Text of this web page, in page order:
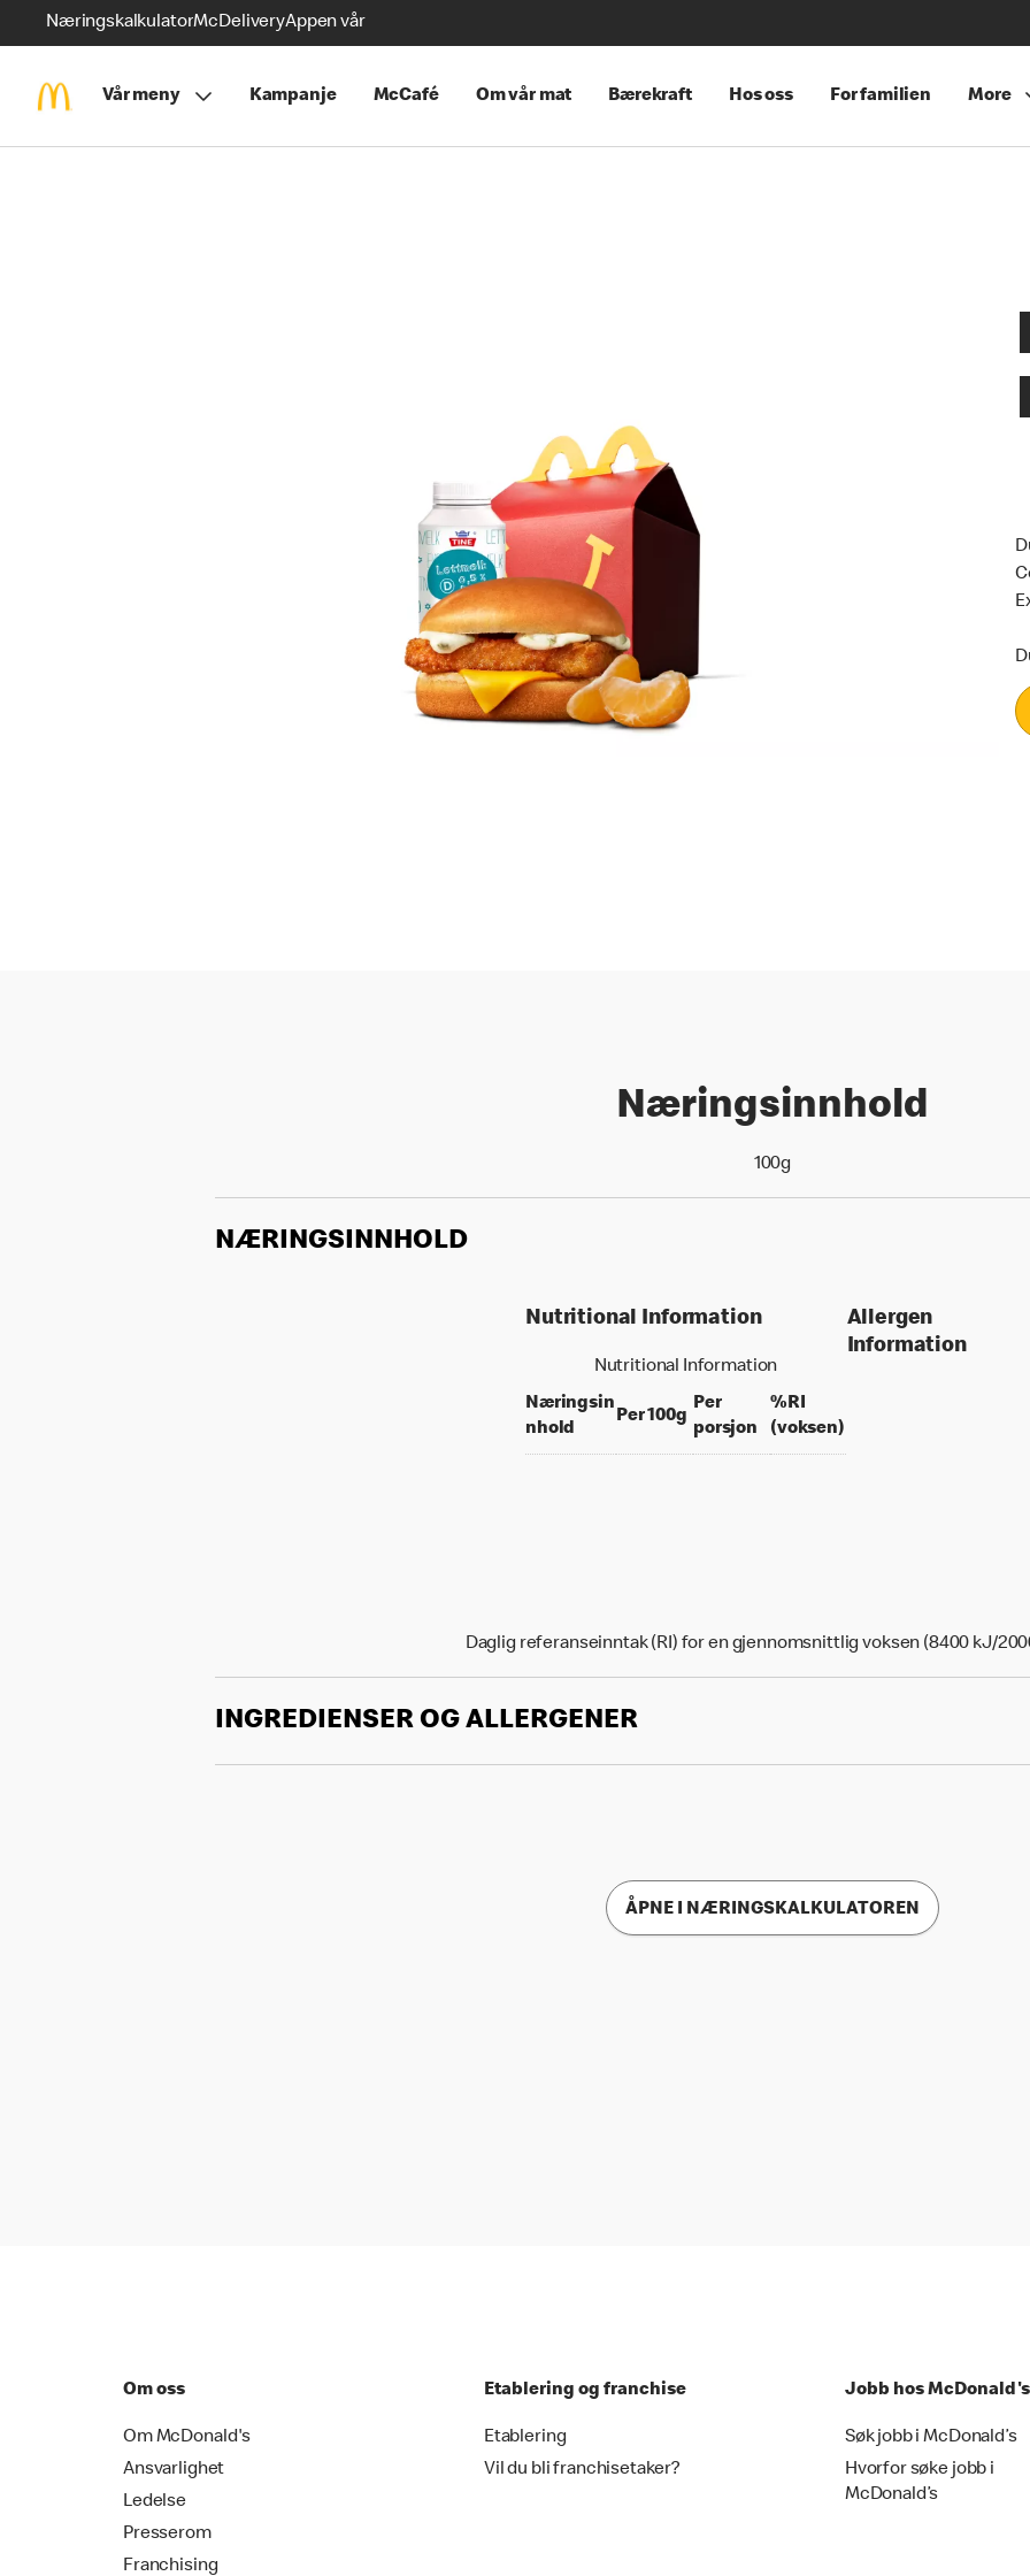
NæringskalkulatorMcDeliveryAppen vår
Vår meny Kampanje McCafé Om vår mat Bærekraft Hos oss For familien More
Næringsinnhold
100g
NÆRINGSINNHOLD
Nutritional Information
Nutritional Information
Næringsin
nhold
Per 100gper 100 grams
Per
porsjonper portion
%RI
(voksen)% daily value for an
Allergen
Information
Daglig referanseinntak (RI) for en gjennomsnittlig voksen (8400 kJ/
INGREDIENSER OG ALLERGENER
ÅPNE I NÆRINGSKALKULATOREN
Om oss
Om McDonald's
Ansvarlighet
Ledelse
Presserom
Franchising
Etablering og franchise
Etablering
Vil du bli franchisetaker?
Jobb hos McDonald's
Søk jobb i McDonald’s
Hvorfor søke jobb i
McDonald’s